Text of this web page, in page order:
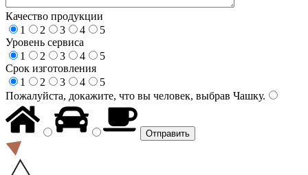
Качество продукции
1
2 3 4
5
Уровень сервиса
1
2 3 4
5
Срок изготовления
1
2 3 4
5
Пожалуйста, докажите, что вы человек, выбрав Чашку.